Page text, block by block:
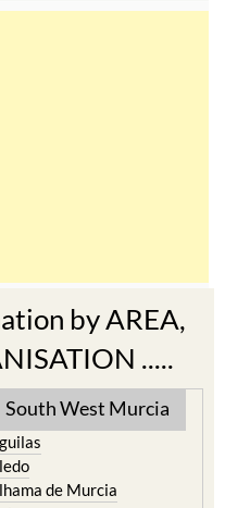
by AREA,
.....
South West Murcia
de Murcia